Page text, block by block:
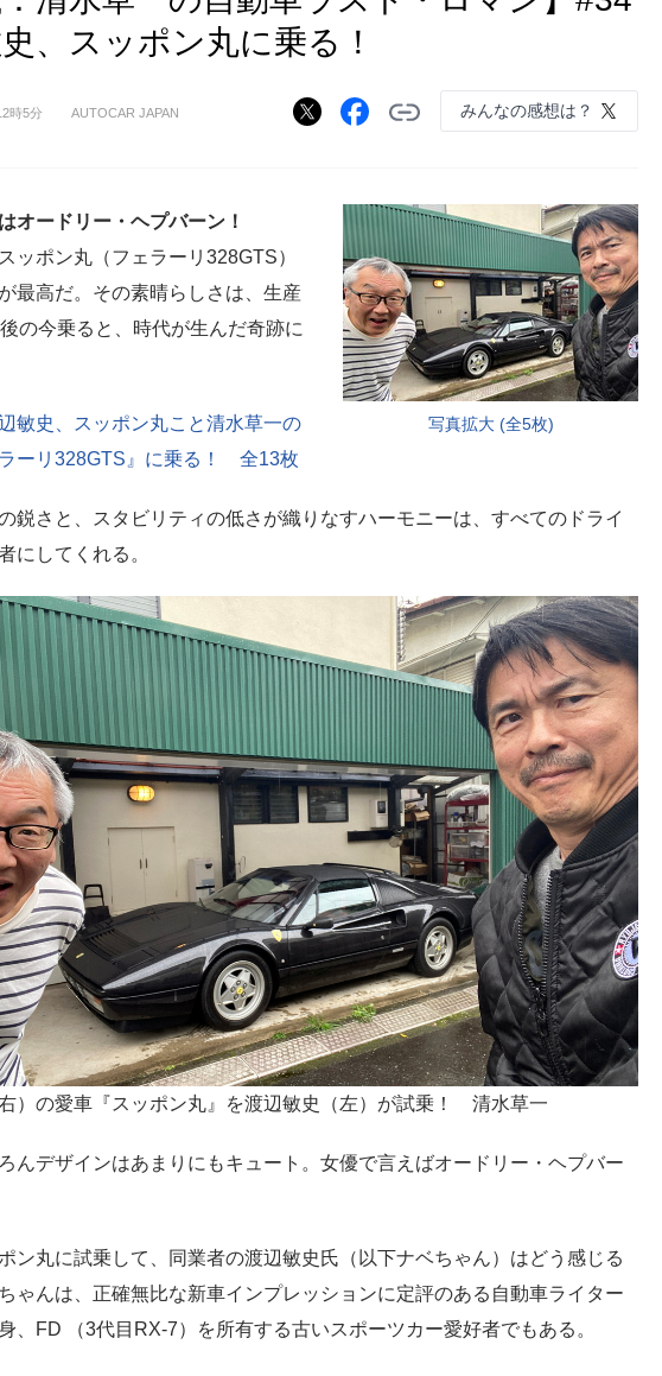
、スッポン丸に乗る！
時5分 AUTOCAR JAPAN みんなの感想は？
写真拡大 (全5枚)
オードリー・ヘプバーン！
ッポン丸（フェラーリ328GTS）
最高だ。その素晴らしさは、生産
の今乗ると、時代が生んだ奇跡に
辺敏史、スッポン丸こと清水草一の
ーリ328GTS』に乗る！ 全13枚
鋭さと、スタビリティの低さが織りなすハーモニーは、すべてのドライ
にしてくれる。
）の愛車『スッポン丸』を渡辺敏史（左）が試乗！ 清水草一
んデザインはあまりにもキュート。女優で言えばオードリー・ヘプバー
ン丸に試乗して、同業者の渡辺敏史氏（以下ナベちゃん）はどう感じる
ゃんは、正確無比な新車インプレッションに定評のある自動車ライター
、FD （3代目RX-7）を所有する古いスポーツカー愛好者でもある。